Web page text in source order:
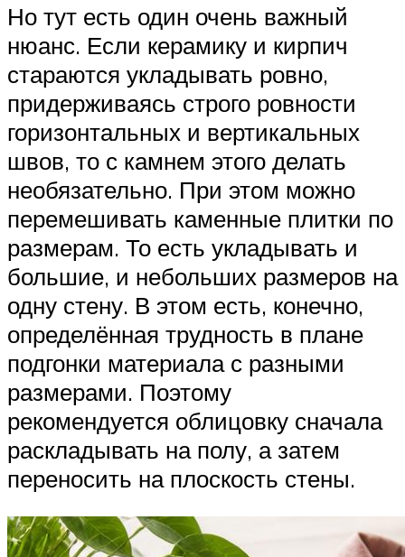
Но тут есть один очень важный
нюанс. Если керамику и кирпич
стараются укладывать ровно,
придерживаясь строго ровности
горизонтальных и вертикальных
швов, то с камнем этого делать
необязательно. При этом можно
перемешивать каменные плитки по
размерам. То есть укладывать и
большие, и небольших размеров на
одну стену. В этом есть, конечно,
определённая трудность в плане
подгонки материала с разными
размерами. Поэтому
рекомендуется облицовку сначала
раскладывать на полу, а затем
переносить на плоскость стены.